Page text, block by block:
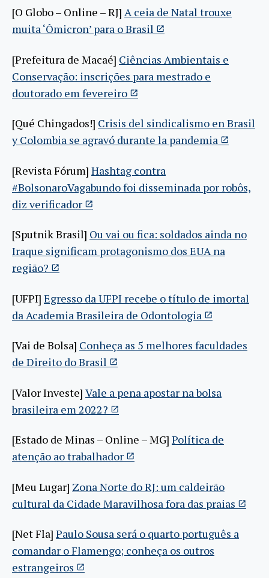
[O Globo – Online – RJ] A ceia de Natal trouxe
muita ‘Ômicron’ para o Brasil
[Prefeitura de Macaé] Ciências Ambientais e
Conservação: inscrições para mestrado e
doutorado em fevereiro
[Qué Chingados!] Crisis del sindicalismo en Brasil
y Colombia se agravó durante la pandemia
[Revista Fórum] Hashtag contra
#BolsonaroVagabundo foi disseminada por robôs,
diz verificador
[Sputnik Brasil] Ou vai ou fica: soldados ainda no
Iraque significam protagonismo dos EUA na
região?
[UFPI] Egresso da UFPI recebe o título de imortal
da Academia Brasileira de Odontologia
[Vai de Bolsa] Conheça as 5 melhores faculdades
de Direito do Brasil
[Valor Investe] Vale a pena apostar na bolsa
brasileira em 2022?
[Estado de Minas – Online – MG] Política de
atenção ao trabalhador
[Meu Lugar] Zona Norte do RJ: um caldeirão
cultural da Cidade Maravilhosa fora das praias
[Net Fla] Paulo Sousa será o quarto português a
comandar o Flamengo; conheça os outros
estrangeiros